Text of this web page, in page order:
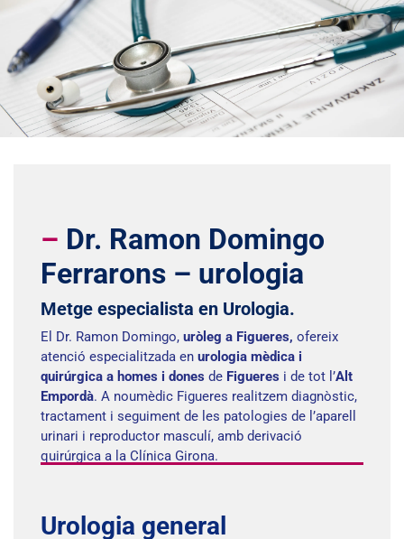
– Dr. Ramon Domingo
Ferrarons – urologia
Metge especialista en Urologia.
El Dr. Ramon Domingo, uròleg a Figueres, ofereix
atenció especialitzada en urologia mèdica i
quirúrgica a homes i dones de Figueres i de tot l’Alt
Empordà. A noumèdic Figueres realitzem diagnòstic,
tractament i seguiment de les patologies de l’aparell
urinari i reproductor masculí, amb derivació
quirúrgica a la Clínica Girona.
Urologia general